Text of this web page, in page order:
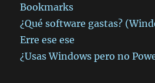
Bookmarks
¿Qué software gastas?
Erre ese ese
¿Usas Windows pero no